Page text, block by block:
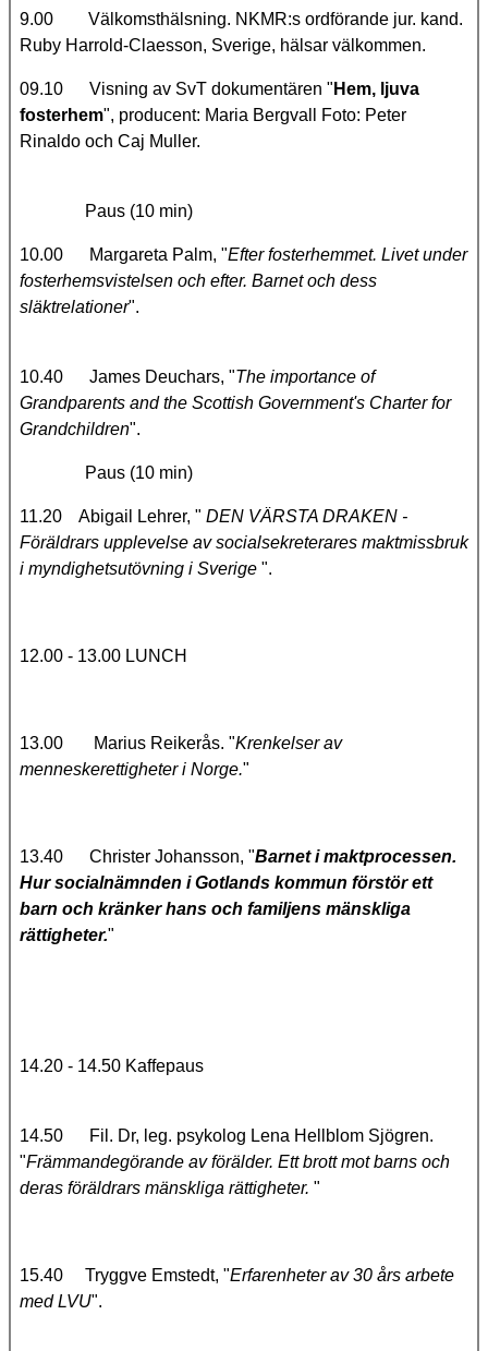
9.00 Välkomsthälsning. NKMR:s ordförande jur. kand.
Ruby Harrold-Claesson, Sverige, hälsar välkommen.
09.10 Visning av SvT dokumentären " Hem, ljuva
fosterhem", producent: Maria Bergvall Foto: Peter
Rinaldo och Caj Muller.
Paus (10 min)
10.00 Margareta Palm, "Efter fosterhemmet. Livet under
fosterhemsvistelsen och efter. Barnet och dess
släktrelationer".
10.40 James Deuchars, "The importance of
Grandparents and the Scottish Government's Charter for
Grandchildren".
Paus (10 min)
11.20 Abigail Lehrer, " DEN VÄRSTA DRAKEN -
Föräldrars upplevelse av socialsekreterares maktmissbruk
i myndighetsutövning i Sverige ".
12.00 - 13.00 LUNCH
13.00 Marius Reikerås. "Krenkelser av
menneskerettigheter i Norge."
13.40 Christer Johansson, "Barnet i maktprocessen.
Hur socialnämnden i Gotlands kommun förstör ett
barn och kränker hans och familjens mänskliga
rättigheter."
14.20 - 14.50 Kaffepaus
14.50 Fil. Dr, leg. psykolog Lena Hellblom Sjögren.
"Främmandegörande av förälder. Ett brott mot barns och
deras föräldrars mänskliga rättigheter. "
15.40 Tryggve Emstedt, "Erfarenheter av 30 års arbete
med LVU".